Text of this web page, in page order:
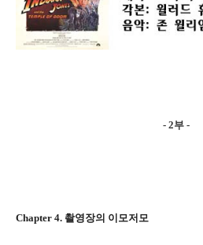
- 2부 -
Chapter 4. 촬영장의 이모저모